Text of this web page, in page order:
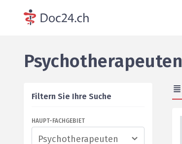
Psychotherapeuten
Filtern Sie Ihre Suche
HAUPT-FACHGEBIET